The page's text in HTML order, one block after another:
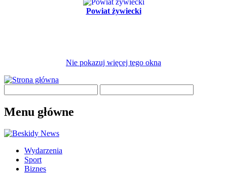
Powiat żywiecki
Nie pokazuj więcej tego okna
Menu główne
Wydarzenia
Sport
Biznes